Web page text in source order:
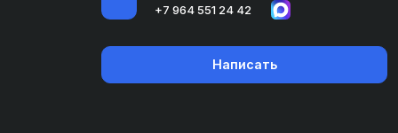
+7 964 551 24 42
Написать